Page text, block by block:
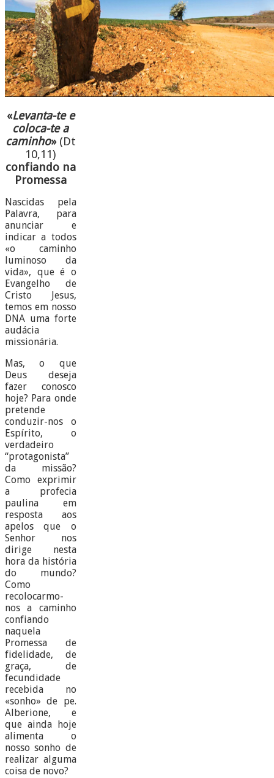
«Levanta-te e
coloca-te a
caminho»(Dt
10,11)
confiando na
Promessa
Nascidas pela
Palavra, para
anunciar e
indicar a todos
«o caminho
luminoso da
vida», que é o
Evangelho de
Cristo Jesus,
temos em nosso
DNA uma forte
audácia
missionária.
Mas, o que
Deus deseja
fazer conosco
hoje? Para onde
pretende
conduzir-nos o
Espírito, o
verdadeiro
“protagonista”
da missão?
Como exprimir
a profecia
paulina em
resposta aos
apelos que o
Senhor nos
dirige nesta
hora da história
do mundo?
Como
recolocarmo-
nos a caminho
confiando
naquela
Promessa de
fidelidade, de
graça, de
fecundidade
recebida no
«sonho» de pe.
Alberione, e
que ainda hoje
alimenta o
nosso sonho de
realizar alguma
coisa de novo?